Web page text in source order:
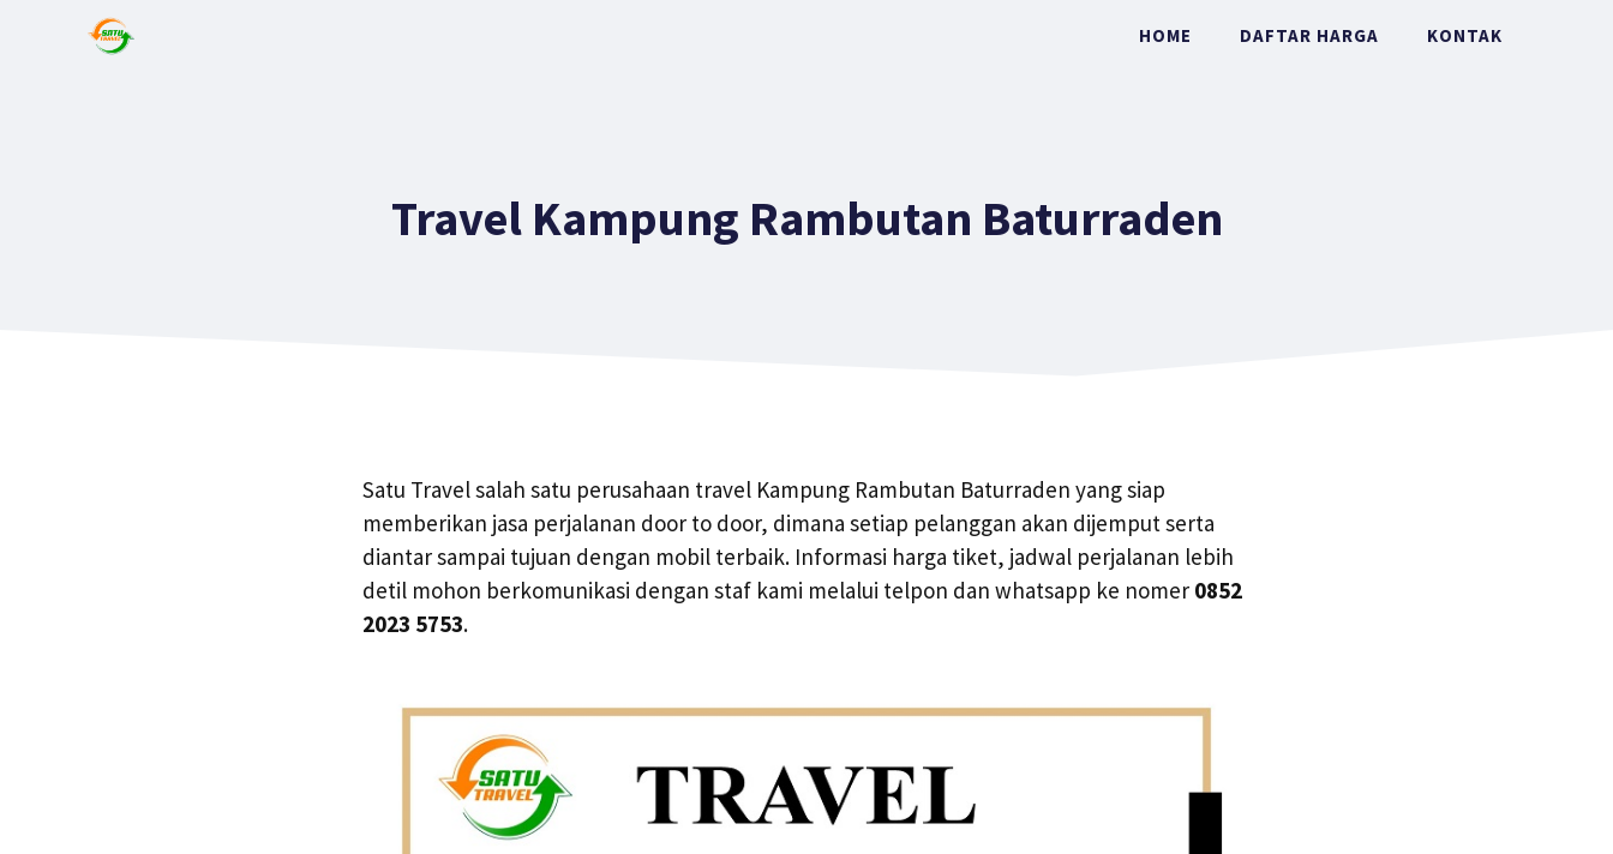
HOME DAFTAR HARGA KONTAK
Travel Kampung Rambutan Baturraden
Satu Travel salah satu perusahaan travel Kampung Rambutan Baturraden yang siap
memberikan jasa perjalanan door to door, dimana setiap pelanggan akan dijemput serta
diantar sampai tujuan dengan mobil terbaik. Informasi harga tiket, jadwal perjalanan lebih
detil mohon berkomunikasi dengan staf kami melalui telpon dan whatsapp ke nomer 0852
2023 5753.